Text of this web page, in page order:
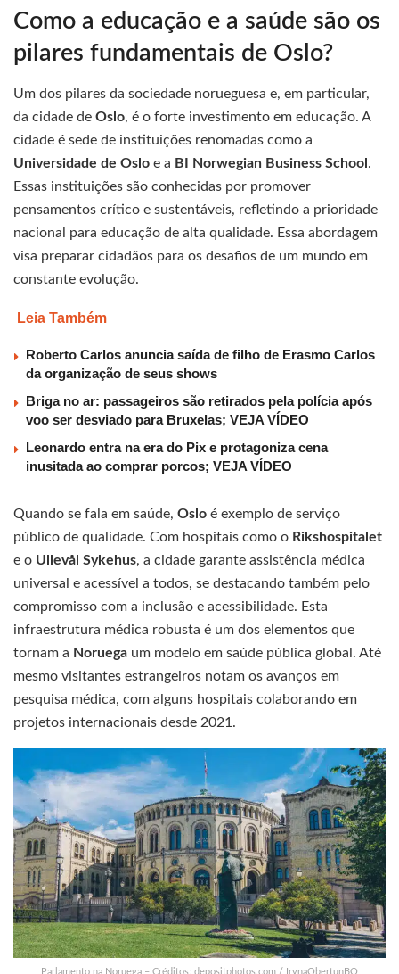
Como a educação e a saúde são os
pilares fundamentais de Oslo?
Um dos pilares da sociedade norueguesa e, em particular,
da cidade de Oslo, é o forte investimento em educação. A
cidade é sede de instituições renomadas como a
Universidade de Oslo e a BI Norwegian Business School .
Essas instituições são conhecidas por promover
pensamentos crítico e sustentáveis, refletindo a prioridade
nacional para educação de alta qualidade. Essa abordagem
visa preparar cidadãos para os desafios de um mundo em
constante evolução.
Leia Também
Roberto Carlos anuncia saída de filho de Erasmo Carlos
da organização de seus shows
Briga no ar: passageiros são retirados pela polícia após
voo ser desviado para Bruxelas; VEJA VÍDEO
Leonardo entra na era do Pix e protagoniza cena
inusitada ao comprar porcos; VEJA VÍDEO
Quando se fala em saúde, Oslo é exemplo de serviço
público de qualidade. Com hospitais como o Rikshospitalet
e o Ullevål Sykehus, a cidade garante assistência médica
universal e acessível a todos, se destacando também pelo
compromisso com a inclusão e acessibilidade. Esta
infraestrutura médica robusta é um dos elementos que
tornam a Noruega um modelo em saúde pública global. Até
mesmo visitantes estrangeiros notam os avanços em
pesquisa médica, com alguns hospitais colaborando em
projetos internacionais desde 2021.
Parlamento na Noruega – Créditos: depositphotos.com / IrynaObertunBO